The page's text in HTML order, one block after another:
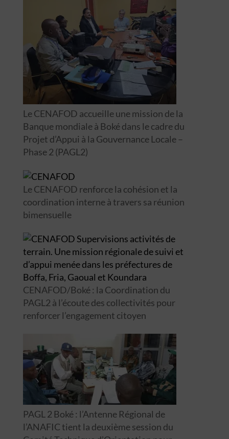
Le CENAFOD accueille une mission de la
Banque mondiale à Boké dans le cadre du
Projet d’Appui à la Gouvernance Locale –
Phase 2 (PAGL2)
Le CENAFOD renforce la cohésion et la
coordination interne à travers sa réunion
bimensuelle
CENAFOD/Boké : la Coordination du
PAGL2 à l’écoute des collectivités pour
renforcer l’engagement citoyen
PAGL 2 Boké : l’Antenne Régional de
l’ANAFIC tient la deuxième session du